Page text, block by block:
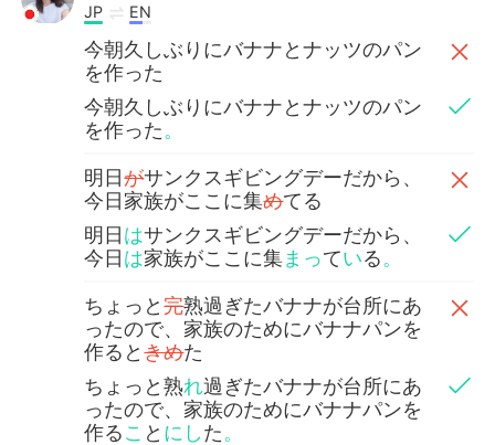
JP EN
今朝久しぶりにバナナとナッツのパン
を作った
今朝久しぶりにバナナとナッツのパン
を作った。
明日がサンクスギビングデーだから、
今日家族がここに集めてる
明日はサンクスギビングデーだから、
今日は家族がここに集まっている。
ちょっと完熟過ぎたバナナが台所にあ
ったので、家族のためにバナナパンを
作るときめた
ちょっと熟れ過ぎたバナナが台所にあ
ったので、家族のためにバナナパンを
作るこ と にした。